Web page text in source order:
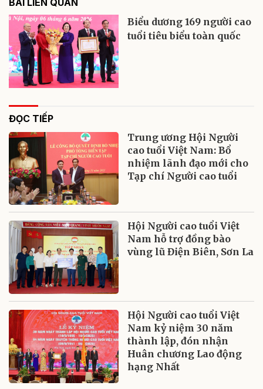
Biểu dương 169 người cao
tuổi tiêu biểu toàn quốc
ĐỌC TIẾP
Trung ương Hội Người
cao tuổi Việt Nam: Bổ
nhiệm lãnh đạo mới cho
Tạp chí Người cao tuổi
Hội Người cao tuổi Việt
Nam hỗ trợ đồng bào
vùng lũ Điện Biên, Sơn La
Hội Người cao tuổi Việt
Nam kỷ niệm 30 năm
thành lập, đón nhận
Huân chương Lao động
hạng Nhất